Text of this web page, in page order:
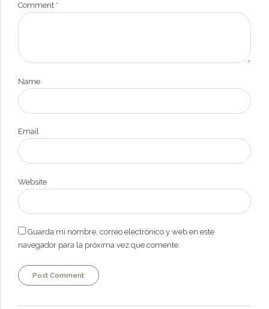
Comment *
Name
Email
Website
Guarda mi nombre, correo electrónico y web en este
navegador para la próxima vez que comente.
Post Comment